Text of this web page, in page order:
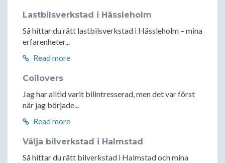
Lastbilsverkstad i Hässleholm
Så hittar du rätt lastbilsverkstad i Hässleholm – mina
erfarenheter...
Read more
Coilovers
Jag har alltid varit bilintresserad, men det var först
när jag började...
Read more
Välja bilverkstad i Halmstad
Så hittar du rätt bilverkstad i Halmstad och mina